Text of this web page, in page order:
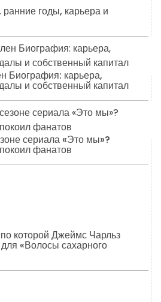
годы, карьера и
Биография: карьера,
и собственный капитал
сериала «Это мы»?
фанатов
которой Джеймс Чарльз
«Волосы сахарного